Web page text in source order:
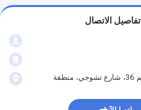
تفاصيل الاتصال
متجر 808، المبنى 8، رقم 36، شارع تشوجي، منطقة